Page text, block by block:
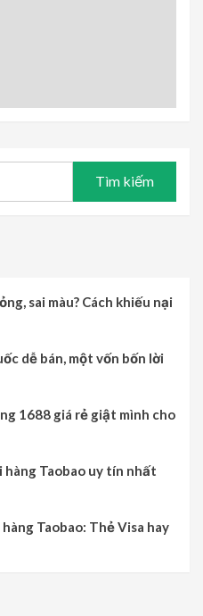
sai màu? Cách khiếu nại
dễ bán, một vốn bốn lời
1688 giá rẻ giật mình cho
Taobao uy tín nhất
Taobao: Thẻ Visa hay